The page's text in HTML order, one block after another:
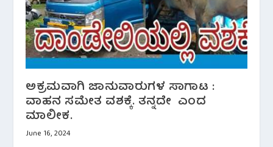
ಅಕ್ರಮವಾಗಿ ಜಾನುವಾರುಗಳ ಸಾಗಾಟ :
ವಾಹನ ಸಮೇತ ವಶಕ್ಕೆ. ತನ್ನದೇ ಎಂದ
ಮಾಲೀಕ.
June 16, 2024